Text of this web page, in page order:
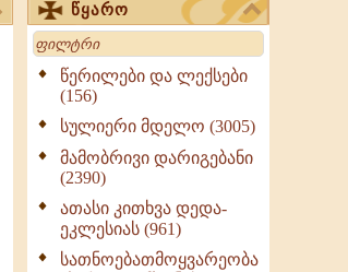
წყარო
Search
წერილები და ლექსები
(156)
სულიერი მდელო (3005)
მამობრივი დარიგებანი
(2390)
ათასი კითხვა დედა-
ეკლესიას (961)
სათნოებათმოყვარეობა